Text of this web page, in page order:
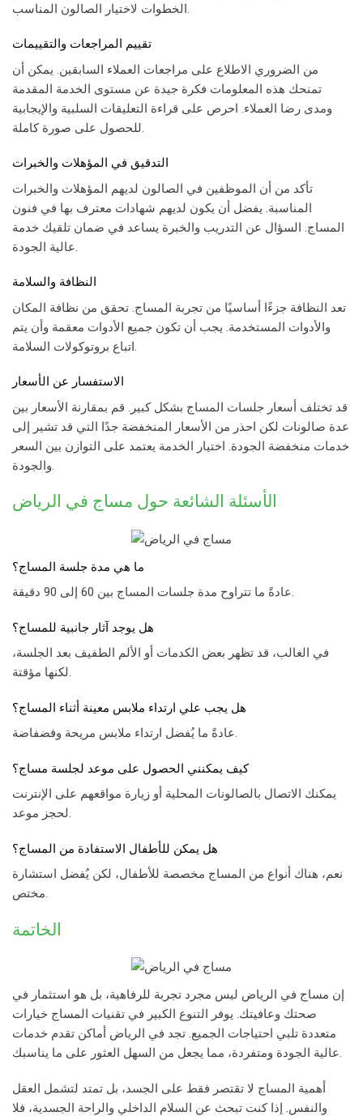
الخطوات لاختيار الصالون المناسب.
تقييم المراجعات والتقييمات
من الضروري الاطلاع على مراجعات العملاء السابقين. يمكن أن
تمنحك هذه المعلومات فكرة جيدة عن مستوى الخدمة المقدمة
ومدى رضا العملاء. احرص على قراءة التعليقات السلبية والإيجابية
للحصول على صورة كاملة.
التدقيق في المؤهلات والخبرات
تأكد من أن الموظفين في الصالون لديهم المؤهلات والخبرات
المناسبة. يفضل أن يكون لديهم شهادات معترف بها في فنون
المساج. السؤال عن التدريب والخبرة يساعد في ضمان تلقيك خدمة
عالية الجودة.
النظافة والسلامة
تعد النظافة جزءًا أساسيًا من تجربة المساج. تحقق من نظافة المكان
والأدوات المستخدمة. يجب أن تكون جميع الأدوات معقمة وأن يتم
اتباع بروتوكولات السلامة.
الاستفسار عن الأسعار
قد تختلف أسعار جلسات المساج بشكل كبير. قم بمقارنة الأسعار بين
عدة صالونات لكن احذر من الأسعار المنخفضة جدًا التي قد تشير إلى
خدمات منخفضة الجودة. اختيار الخدمة يعتمد على التوازن بين السعر
والجودة.
الأسئلة الشائعة حول مساج في الرياض
ما هي مدة جلسة المساج؟
عادةً ما تتراوح مدة جلسات المساج بين 60 إلى 90 دقيقة.
هل يوجد آثار جانبية للمساج؟
في الغالب، قد تظهر بعض الكدمات أو الألم الطفيف بعد الجلسة،
لكنها مؤقتة.
هل يجب علي ارتداء ملابس معينة أثناء المساج؟
عادةً ما يُفضل ارتداء ملابس مريحة وفضفاضة.
كيف يمكنني الحصول على موعد لجلسة مساج؟
يمكنك الاتصال بالصالونات المحلية أو زيارة مواقعهم على الإنترنت
لحجز موعد.
هل يمكن للأطفال الاستفادة من المساج؟
نعم، هناك أنواع من المساج مخصصة للأطفال، لكن يُفضل استشارة
مختص.
الخاتمة
إن مساج في الرياض ليس مجرد تجربة للرفاهية، بل هو استثمار في
صحتك وعافيتك. يوفر التنوع الكبير في تقنيات المساج خيارات
متعددة تلبي احتياجات الجميع. تجد في الرياض أماكن تقدم خدمات
عالية الجودة ومتفردة، مما يجعل من السهل العثور على ما يناسبك.
أهمية المساج لا تقتصر فقط على الجسد، بل تمتد لتشمل العقل
والنفس. إذا كنت تبحث عن السلام الداخلي والراحة الجسدية، فلا